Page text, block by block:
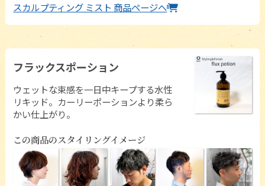
スカルプティング ミスト 商品ページへ
フラックスポーション
ウェットな束感を一日中キープする水性
リキッド。カーリーポーションより柔ら
かい仕上がり。
この商品のスタイリングイメージ